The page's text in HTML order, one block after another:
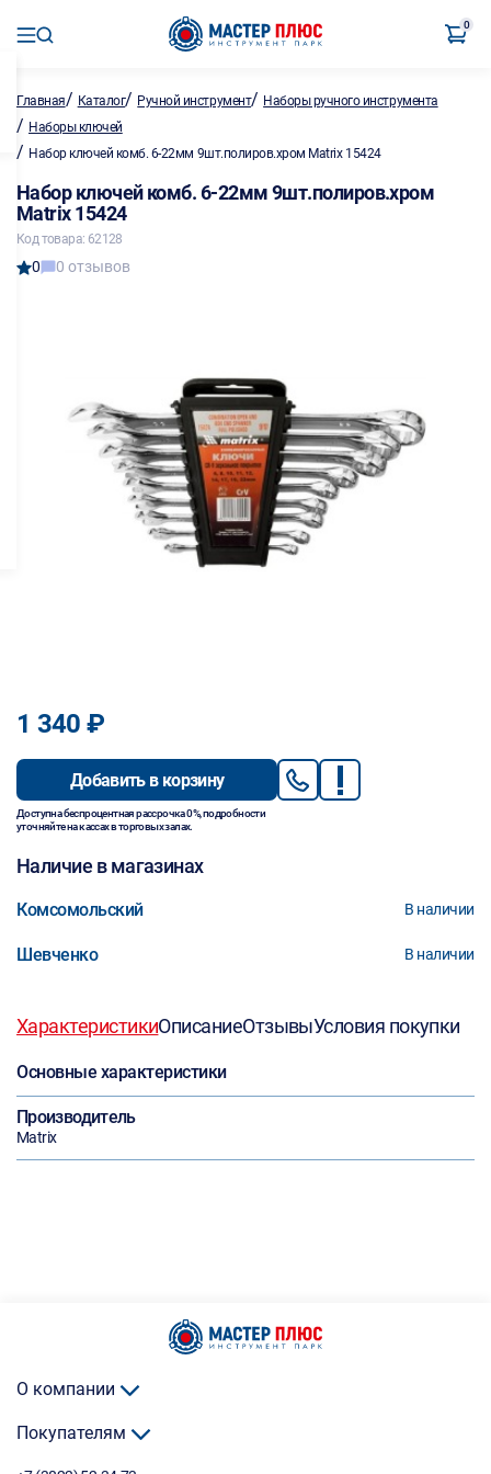
0
Главная/ Каталог/ Ручной инструмент/ Наборы ручного инструмента
/ Наборы ключей
/ Набор ключей комб. 6-22мм 9шт.полиров.хром Matrix 15424
Набор ключей комб. 6-22мм 9шт.полиров.хром
Matrix 15424
Код товара: 62128
0 0 отзывов
1 340 ₽
Добавить в корзину
Доступна беспроцентная рассрочка 0%, подробности
уточняйте на кассах в торговых залах.
Наличие в магазинах
Комсомольский В наличии
Шевченко В наличии
ХарактеристикиОписаниеОтзывыУсловия покупки
Основные характеристики
Производитель
Matrix
О компании
Покупателям